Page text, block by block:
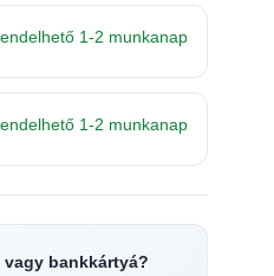
1-2 munkanap
1-2 munkanap
vagy bankkártyá?